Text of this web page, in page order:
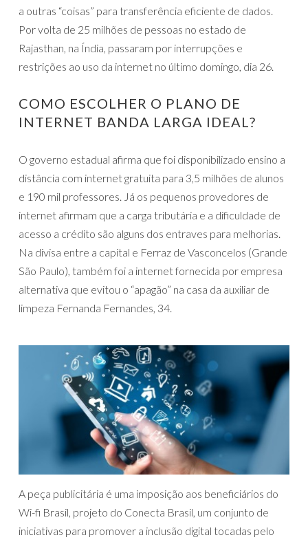
a outras “coisas” para transferência eficiente de dados.
Por volta de 25 milhões de pessoas no estado de
Rajasthan, na Índia, passaram por interrupções e
restrições ao uso da internet no último domingo, dia 26.
COMO ESCOLHER O PLANO DE
INTERNET BANDA LARGA IDEAL?
O governo estadual afirma que foi disponibilizado ensino a
distância com internet gratuita para 3,5 milhões de alunos
e 190 mil professores. Já os pequenos provedores de
internet afirmam que a carga tributária e a dificuldade de
acesso a crédito são alguns dos entraves para melhorias.
Na divisa entre a capital e Ferraz de Vasconcelos (Grande
São Paulo), também foi a internet fornecida por empresa
alternativa que evitou o “apagão” na casa da auxiliar de
limpeza Fernanda Fernandes, 34.
A peça publicitária é uma imposição aos beneficiários do
Wi-fi Brasil, projeto do Conecta Brasil, um conjunto de
iniciativas para promover a inclusão digital tocadas pelo